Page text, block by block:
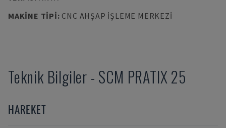
MAKINE TIPI: CNC AHŞAP İŞLEME MERKEZI
Teknik Bilgiler - SCM PRATIX 25
HAREKET